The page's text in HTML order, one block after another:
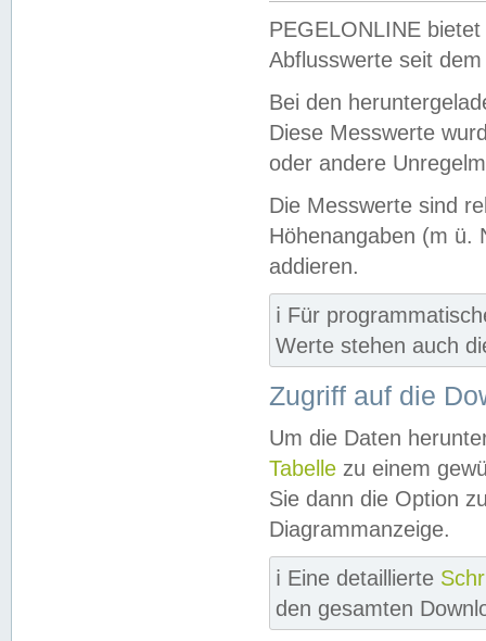
PEGELONLINE
Abflusswerte seit
Bei den
Diese Messwerte
oder andere
Die Messwerte sind
Höhenangaben (m ü.
addieren.
ℹ️ Für
Werte stehen auch
Zugriff auf die
Um die Daten
Tabelle zu einem
Sie dann die Option
Diagrammanzeige.
ℹ️ Eine detaillierte
den gesamten